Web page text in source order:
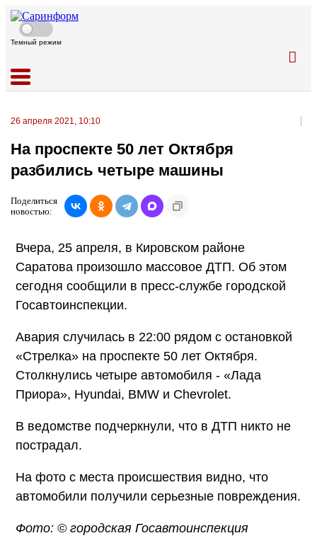
Темный режим
26 апреля 2021, 10:10
На проспекте 50 лет Октября
разбились четыре машины
Поделиться
новостью:
Вчера, 25 апреля, в Кировском районе
Саратова произошло массовое ДТП. Об этом
сегодня сообщили в пресс-службе городской
Госавтоинспекции.
Авария случилась в 22:00 рядом с остановкой
«Стрелка» на проспекте 50 лет Октября.
Столкнулись четыре автомобиля - «Лада
Приора», Hyundai, BMW и Chevrolet.
В ведомстве подчеркнули, что в ДТП никто не
пострадал.
На фото с места происшествия видно, что
автомобили получили серьезные повреждения.
Фото: © городская Госавтоинспекция